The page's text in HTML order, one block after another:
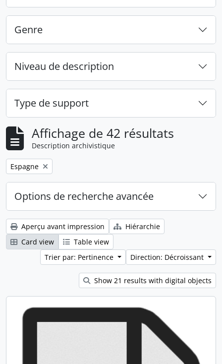
Genre
Niveau de description
Type de support
Affichage de 42 résultats
Description archivistique
Remove filter:
Espagne
Options de recherche avancée
Aperçu avant impression
Hiérarchie
Card view
Table view
Trier par: Pertinence
Direction: Décroissant
Show 21 results with digital objects